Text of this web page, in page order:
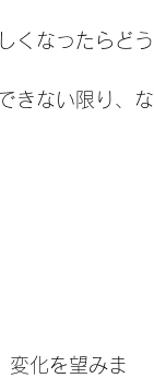
くなったらどう
きない限り、な
変化を望みま